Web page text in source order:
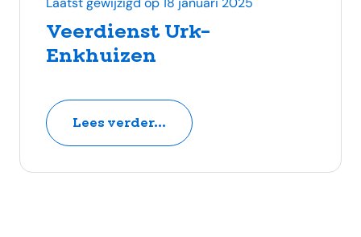
Veerdienst Urk-
Enkhuizen
Lees verder...